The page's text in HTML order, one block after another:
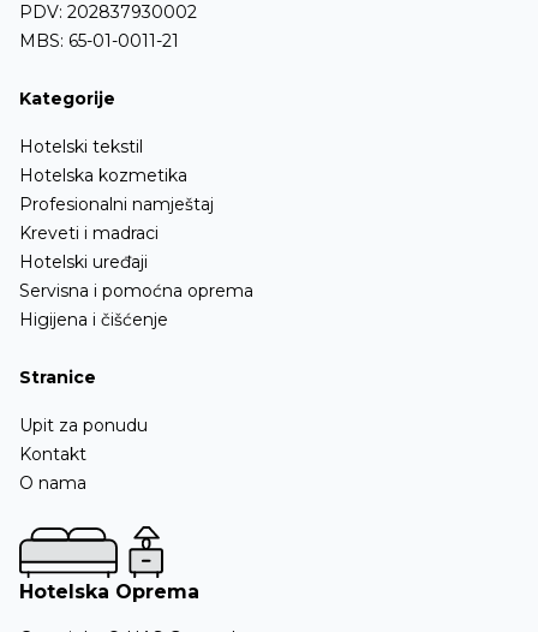
PDV: 202837930002
MBS: 65-01-0011-21
Kategorije
Hotelski tekstil
Hotelska kozmetika
Profesionalni namještaj
Kreveti i madraci
Hotelski uređaji
Servisna i pomoćna oprema
Higijena i čišćenje
Stranice
Upit za ponudu
Kontakt
O nama
Hotelska Oprema